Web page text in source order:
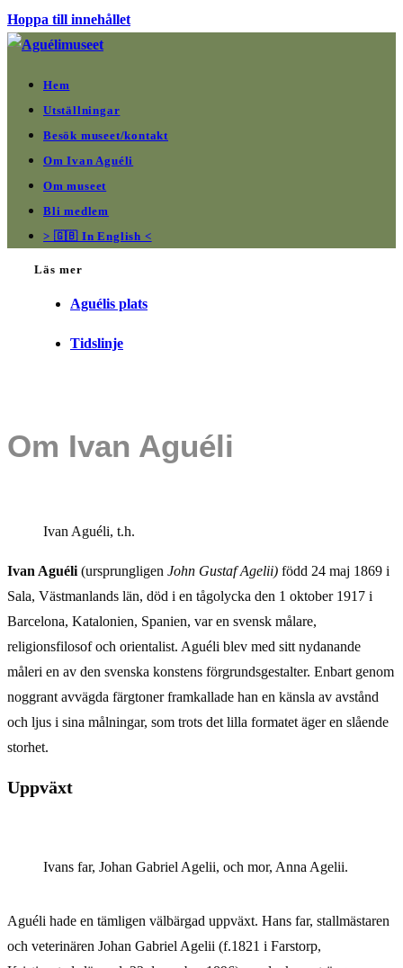
Hoppa till innehållet
Hem
Utställningar
Besök museet/kontakt
Om Ivan Aguéli
Om museet
Bli medlem
> 🇬🇧 In English <
Läs mer
Aguélis plats
Tidslinje
Om Ivan Aguéli
Ivan Aguéli, t.h.
Ivan Aguéli (ursprungligen John Gustaf Agelii) född 24 maj 1869 i
Sala, Västmanlands län, död i en tågolycka den 1 oktober 1917 i
Barcelona, Katalonien, Spanien, var en svensk målare,
religionsfilosof och orientalist. Aguéli blev med sitt nydanande
måleri en av den svenska konstens förgrundsgestalter. Enbart genom
noggrant avvägda färgtoner framkallade han en känsla av avstånd
och ljus i sina målningar, som trots det lilla formatet äger en slående
storhet.
Uppväxt
Ivans far, Johan Gabriel Agelii, och mor, Anna Agelii.
Aguéli hade en tämligen välbärgad uppväxt. Hans far, stallmästaren
och veterinären Johan Gabriel Agelii (f.1821 i Farstorp,